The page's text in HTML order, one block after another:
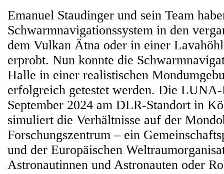
Emanuel Staudinger und sein Team
Schwarmnavigationssystem in den
dem Vulkan Ätna oder in einer
erprobt. Nun konnte die
Halle in einer realistischen
erfolgreich getestet werden. Die
September 2024 am DLR-Standort in
simuliert die Verhältnisse auf der
Forschungszentrum – ein
und der Europäischen
Astronautinnen und Astronauten oder